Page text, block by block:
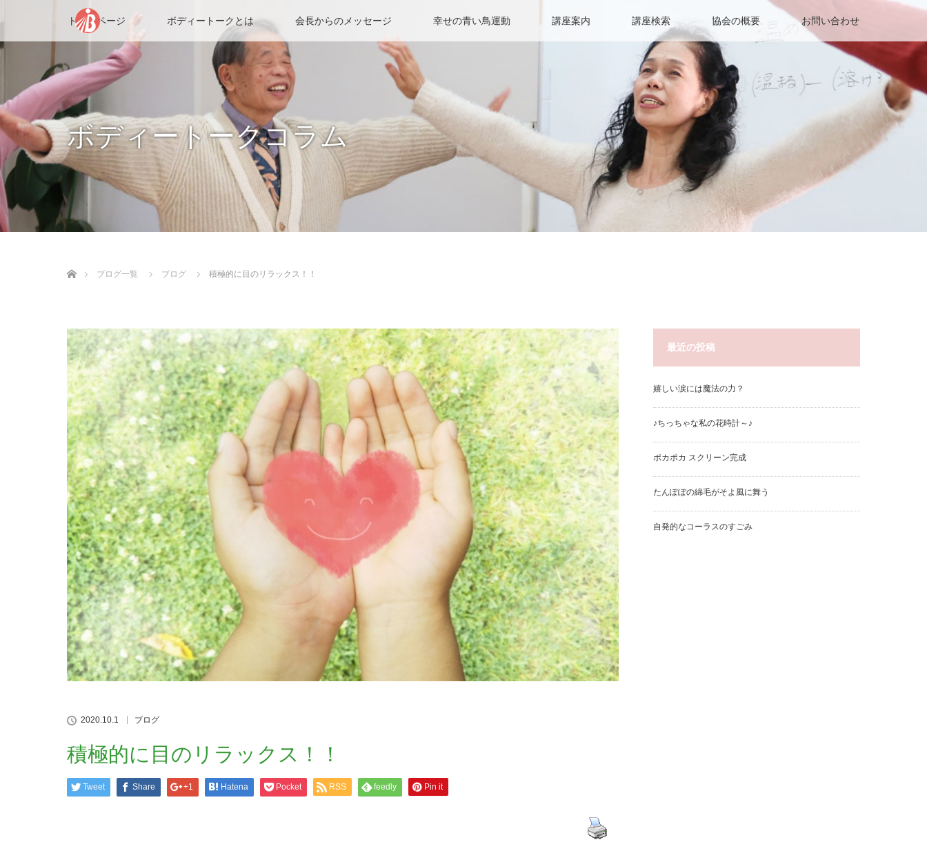
トップページ ボディートークとは 会長からのメッセージ 幸せの青い鳥運動 講座案内 講座検索 協会の概要 お問い合わせ
ボディートークコラム
ブログ一覧
ブログ 積極的に目のリラックス！！
2020.10.1 ブログ
積極的に目のリラックス！！
Tweet Share +1 Hatena Pocket RSS feedly Pin it
最近の投稿
嬉しい涙には魔法の力？
♪ちっちゃな私の花時計～♪
ポカポカ スクリーン完成
たんぽぽの綿毛がそよ風に舞う
自発的なコーラスのすごみ